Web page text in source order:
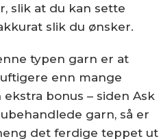
slik at du kan sette
slik du ønsker.
typen garn er at
enn mange
bonus – siden Ask
garn, så er
det ferdige teppet ut